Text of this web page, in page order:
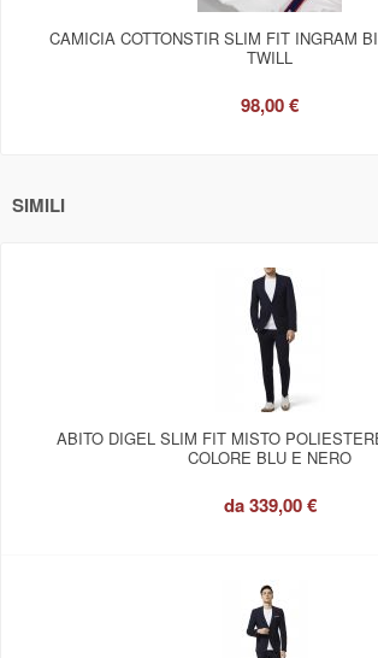
CAMICIA COTTONSTIR SLIM FIT INGRAM
TWILL
98,00 €
SIMILI
ABITO DIGEL SLIM FIT MISTO
COLORE BLU E NERO
da339,00 €